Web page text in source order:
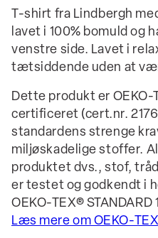
T-shirt fra Lindbergh
lavet i 100% bomuld og
venstre side. Lavet i
tætsiddende uden at
Dette produkt er OEKO-
certificeret (cert.nr.
standardens strenge
miljøskadelige stoffer.
produktet dvs., stof,
er testet og godkendt i
OEKO-TEX®
Læs mere om OEKO-